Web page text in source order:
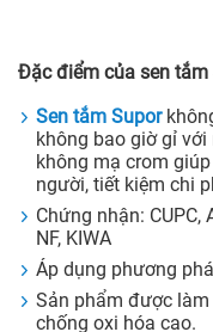
Đặc điểm của sen tắm
Sen tắm Supor
không bao giờ gỉ
không mạ crom
người, tiết kiệm chi
Chứng nhận: CUPC,
NF, KIWA
Áp dụng phương
Sản phẩm được
chống oxi hóa cao.